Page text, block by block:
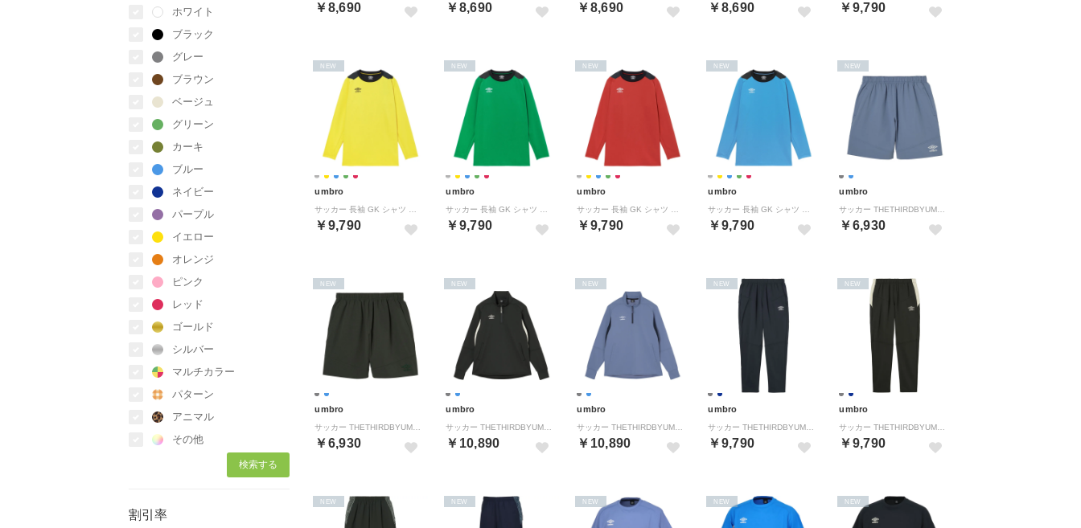
ホワイト
ブラック
グレー
ブラウン
ベージュ
グリーン
カーキ
ブルー
ネイビー
パープル
イエロー
オレンジ
ピンク
レッド
ゴールド
シルバー
マルチカラー
パターン
アニマル
その他
割引率
￥8,690 ￥8,690 ￥8,690 ￥8,690 ￥9,790
umbro
￥9,790
NEW
umbro
￥9,790
NEW
umbro
￥9,790
NEW
umbro
￥9,790
NEW
umbro
￥6,930
NEW
umbro
￥6,930
NEW
umbro
￥10,890
NEW
umbro
￥10,890
NEW
umbro
￥9,790
NEW
umbro
￥9,790
NEW
NEW NEW NEW NEW NEW